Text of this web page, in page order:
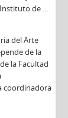
de ...
del Arte
de la
la Facultad
coordinadora